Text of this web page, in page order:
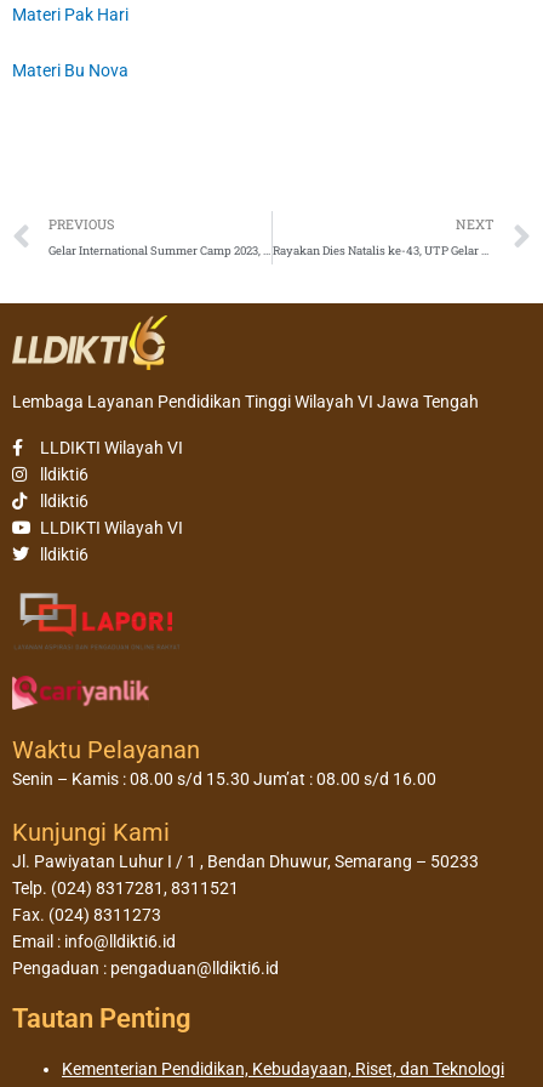
Materi Pak Hari
Materi Bu Nova
Prev
PREVIOUS
Gelar International Summer Camp 2023, Totalwin Ajak Mahasiswa Thailand Pelajari Sejarah Semarang
NEXT
Rayakan Dies Natalis ke-43, UTP Gelar Wayangan hingga Rapat Senat Terbuka
Lembaga Layanan Pendidikan Tinggi Wilayah VI Jawa Tengah
LLDIKTI Wilayah VI
lldikti6
lldikti6
LLDIKTI Wilayah VI
lldikti6
Waktu Pelayanan
Senin – Kamis : 08.00 s/d 15.30 Jum’at : 08.00 s/d 16.00
Kunjungi Kami
Jl. Pawiyatan Luhur I / 1 , Bendan Dhuwur, Semarang – 50233
Telp. (024) 8317281, 8311521
Fax. (024) 8311273
Email : info@lldikti6.id
Pengaduan : pengaduan@lldikti6.id
Tautan Penting
Kementerian Pendidikan, Kebudayaan, Riset, dan Teknologi